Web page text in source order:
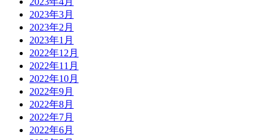
2023年3月
2023年2月
2023年1月
2022年12月
2022年11月
2022年10月
2022年9月
2022年8月
2022年7月
2022年6月